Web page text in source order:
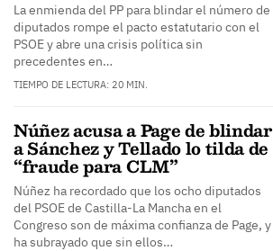
La enmienda del PP para blindar el número de
diputados rompe el pacto estatutario con el
PSOE y abre una crisis política sin
precedentes en…
TIEMPO DE LECTURA: 20 MIN.
Núñez acusa a Page de blindar
a Sánchez y Tellado lo tilda de
“fraude para CLM”
Núñez ha recordado que los ocho diputados
del PSOE de Castilla-La Mancha en el
Congreso son de máxima confianza de Page, y
ha subrayado que sin ellos…